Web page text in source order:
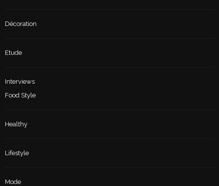
Décoration
Etude
Interviews
Food Style
Healthy
Lifestyle
Mode